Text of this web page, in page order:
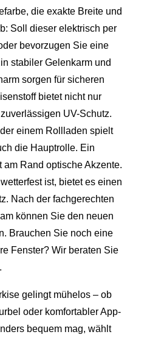
die exakte Breite und
Soll dieser elektrisch per
bevorzugen Sie eine
stabiler Gelenkarm und
sorgen für sicheren
bietet nicht nur
UV-Schutz.
einem Rollladen spielt
die Hauptrolle. Ein
am Rand optische Akzente.
ist, bietet es einen
Nach der fachgerechten
können Sie den neuen
Brauchen Sie noch eine
Fenster? Wir beraten Sie
gelingt mühelos – ob
oder komfortabler App-
bequem mag, wählt